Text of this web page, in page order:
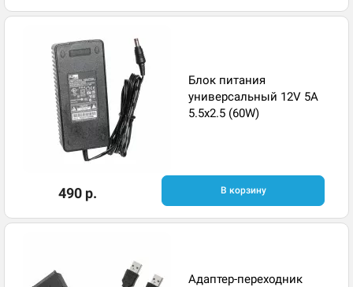
Блок питания
универсальный 12V 5A
5.5x2.5 (60W)
490 р. В корзину
Адаптер-переходник